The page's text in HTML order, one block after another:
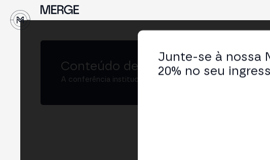
Conteúdo de MERGE São Paulo
A conferência institucional de cripto e Web3 que conecta
Junte-se à nossa
20% no seu